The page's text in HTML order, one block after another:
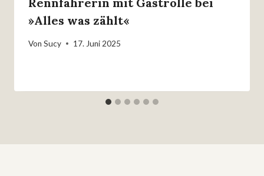
»Alles was zählt«
Von Sucy 17. Juni 2025